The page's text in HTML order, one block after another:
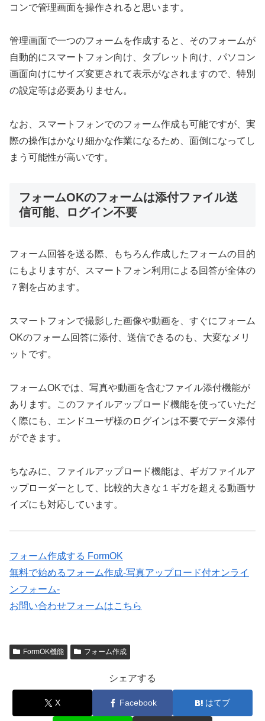
コンで管理画面を操作されると思います。
管理画面で一つのフォームを作成すると、そのフォームが
自動的にスマートフォン向け、タブレット向け、パソコン
画面向けにサイズ変更されて表示がなされますので、特別
の設定等は必要ありません。
なお、スマートフォンでのフォーム作成も可能ですが、実
際の操作はかなり細かな作業になるため、面倒になってし
まう可能性が高いです。
フォームOKのフォームは添付ファイル送
信可能、ログイン不要
フォーム回答を送る際、もちろん作成したフォームの目的
にもよりますが、スマートフォン利用による回答が全体の
７割を占めます。
スマートフォンで撮影した画像や動画を、すぐにフォーム
OKのフォーム回答に添付、送信できるのも、大変なメリ
ットです。
フォームOKでは、写真や動画を含むファイル添付機能が
あります。このファイルアップロード機能を使っていただ
く際にも、エンドユーザ様のログインは不要でデータ添付
ができます。
ちなみに、ファイルアップロード機能は、ギガファイルア
ップローダーとして、比較的大きな１ギガを超える動画サ
イズにも対応しています。
フォーム作成する FormOK
無料で始めるフォーム作成-写真アップロード付オンライ
ンフォーム-
お問い合わせフォームはこちら
FormOK機能 フォーム作成
シェアする
X Facebook はてブ